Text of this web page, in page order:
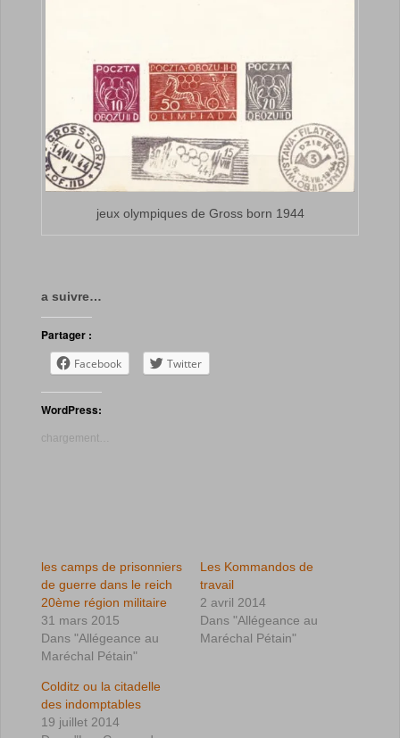
jeux olympiques de Gross born 1944
a suivre…
Partager :
Facebook Twitter
WordPress:
chargement…
les camps de prisonniers
de guerre dans le reich
20ème région militaire
31 mars 2015
Dans "Allégeance au
Maréchal Pétain"
Les Kommandos de
travail
2 avril 2014
Dans "Allégeance au
Maréchal Pétain"
Colditz ou la citadelle
des indomptables
19 juillet 2014